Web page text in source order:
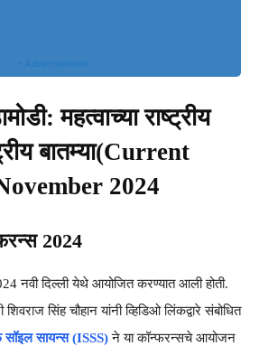
- Advertisement -
महत्वाच्या राष्ट्रीय
बातम्या(Current
2024
2024
नवी दिल्ली येथे आयोजित करण्यात आली होती.
सिंह चौहान यांनी व्हिडिओ लिंकद्वारे संबोधित
सायन्स (ISSS)ने या कॉन्फरन्सचे आयोजन